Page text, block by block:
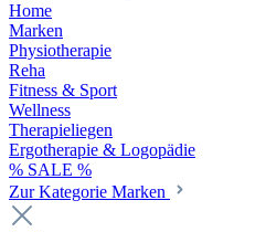
Home
Marken
Physiotherapie
Reha
Fitness & Sport
Wellness
Therapieliegen
Ergotherapie & Logopädie
% SALE %
Zur Kategorie Marken